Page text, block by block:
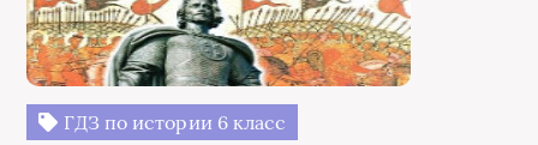
ГДЗ по истории 6 класс